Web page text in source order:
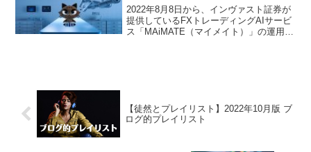
2022年8月8日から、インヴァスト証券が
提供しているFXトレーディングAIサービ
ス「MAiMATE（マイメイト）」の運用を
【徒然とプレイリスト】2022年10月版 ブ
ログ的プレイリスト